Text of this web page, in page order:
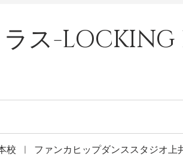
ス-LOCKING
校 ファンカヒップダンススタジオ上